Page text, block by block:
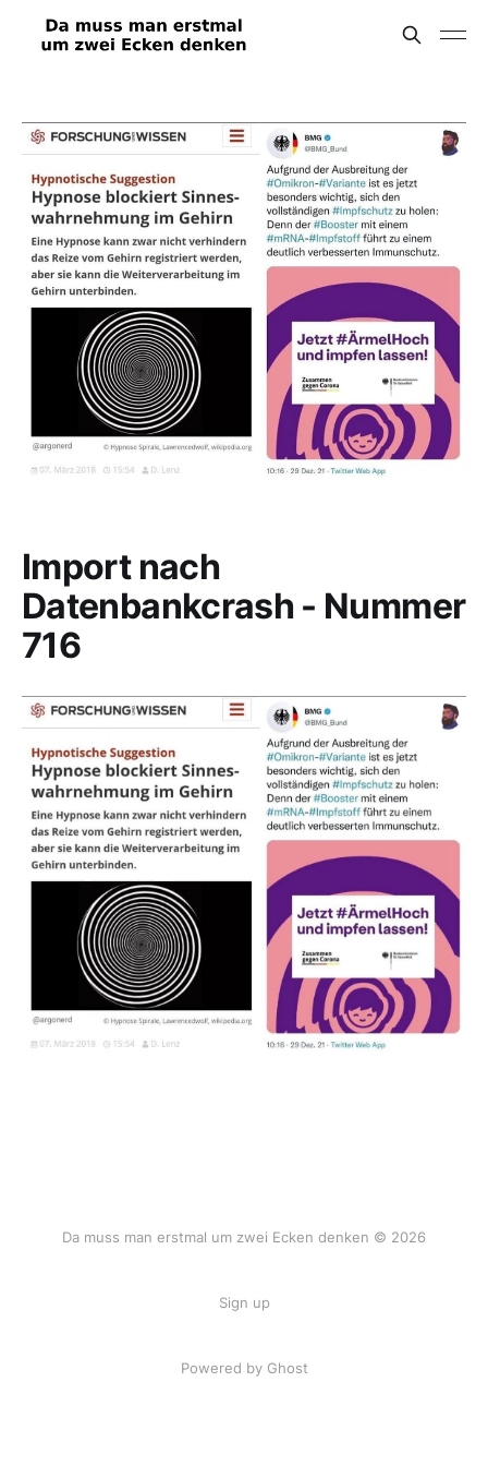
Import nach
Datenbankcrash - Nummer
716
Da muss man erstmal um zwei Ecken denken © 2026
Sign up
Powered by Ghost